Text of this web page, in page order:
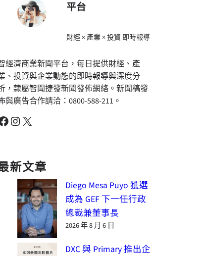
平台
財經 × 產業 × 投資 即時報導
經濟商業新聞平台，每日提供財經、產
、投資與企業動態的即時報導與深度分
，隸屬智聞捷發新聞發佈網絡。新聞稿發
與廣告合作請洽：0800-588-211。
Instagram X
新文章
Diego Mesa Puyo 獲選
成為 GEF 下一任行政
總裁兼董事長
2026 年 8 月 6 日
DXC 與 Primary 推出企